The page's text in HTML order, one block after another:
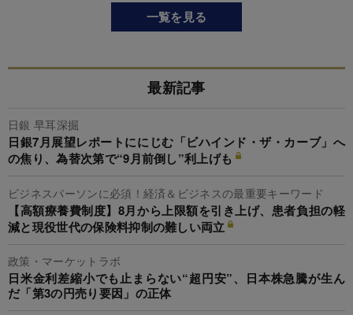
一覧を見る
最新記事
日銀 早耳深掘
日銀7月展望レポートににじむ「ビハインド・ザ・カーブ」へ
の焦り、為替次第で“9月前倒し”利上げも
ビジネスパーソンに必須！経済＆ビジネスの最重要キーワード
【高額療養費制度】8月から上限額を引き上げ、患者負担の軽
減と現役世代の保険料抑制の難しい両立
政策・マーケットラボ
日米金利差縮小でも止まらない“超円安”、日本株急騰が生ん
だ「第3の円売り要因」の正体